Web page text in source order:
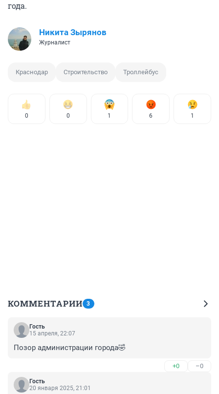
года.
Никита Зырянов
Журналист
Краснодар Строительство Троллейбус
0 0 1 6 1
КОММЕНТАРИИ 3
Гость
15 апреля, 22:07
Позор администрации города🤣
+0 –0
Гость
20 января 2025, 21:01